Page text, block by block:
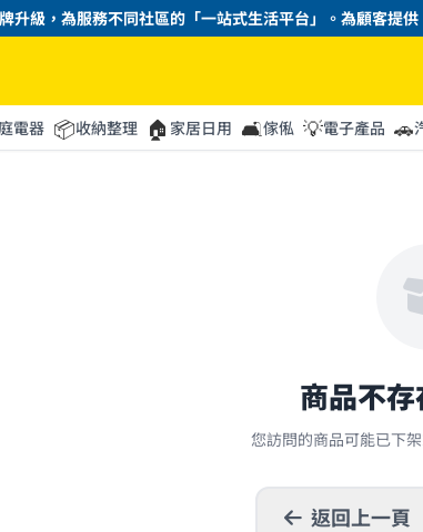
級，為服務不同社區的「一站式生活平台」。為顧客提供「
電器 📦收納整理 🏠 家居日用 🛋️傢俬 💡電子產品 🚗
商品不
您訪問的商品可能已下
返回上一頁